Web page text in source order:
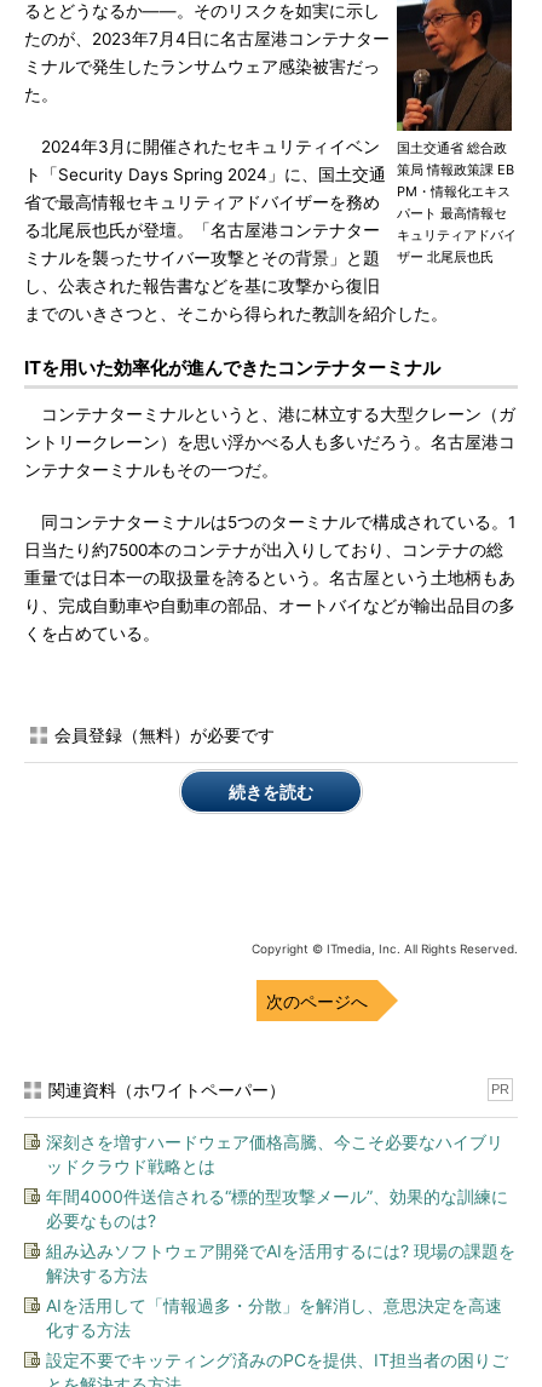
国土交通省 総合政
策局 情報政策課 EB
PM・情報化エキス
パート 最高情報セ
キュリティアドバイ
ザー 北尾辰也氏
るとどうなるか――。そのリスクを如実に示し
たのが、2023年7月4日に名古屋港コンテナター
ミナルで発生したランサムウェア感染被害だっ
た。
2024年3月に開催されたセキュリティイベン
ト「Security Days Spring 2024」に、国土交通
省で最高情報セキュリティアドバイザーを務め
る北尾辰也氏が登壇。「名古屋港コンテナター
ミナルを襲ったサイバー攻撃とその背景」と題
し、公表された報告書などを基に攻撃から復旧
までのいきさつと、そこから得られた教訓を紹介した。
ITを用いた効率化が進んできたコンテナターミナル
コンテナターミナルというと、港に林立する大型クレーン（ガ
ントリークレーン）を思い浮かべる人も多いだろう。名古屋港コ
ンテナターミナルもその一つだ。
同コンテナターミナルは5つのターミナルで構成されている。1
日当たり約7500本のコンテナが出入りしており、コンテナの総
重量では日本一の取扱量を誇るという。名古屋という土地柄もあ
り、完成自動車や自動車の部品、オートバイなどが輸出品目の多
くを占めている。
会員登録（無料）が必要です
続きを読む
Copyright © ITmedia, Inc. All Rights Reserved.
次のページへ
関連資料（ホワイトペーパー） PR
深刻さを増すハードウェア価格高騰、今こそ必要なハイブリ
ッドクラウド戦略とは
年間4000件送信される“標的型攻撃メール”、効果的な訓練に
必要なものは?
組み込みソフトウェア開発でAIを活用するには? 現場の課題を
解決する方法
AIを活用して「情報過多・分散」を解消し、意思決定を高速
化する方法
設定不要でキッティング済みのPCを提供、IT担当者の困りご